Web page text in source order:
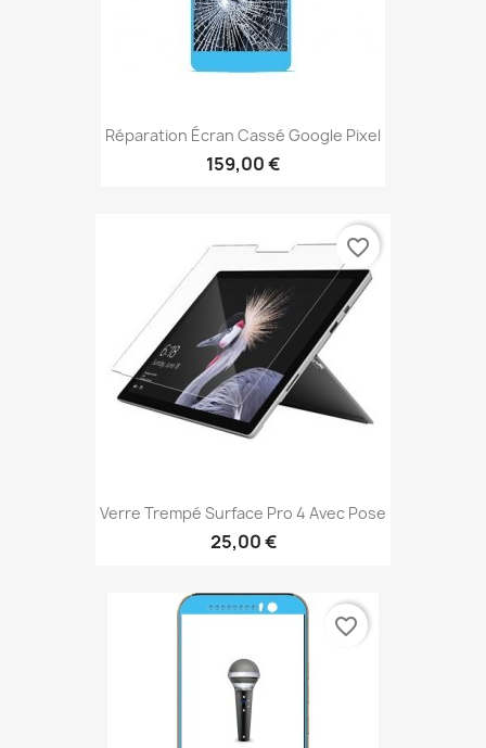
Réparation Écran Cassé Google Pixel
159,00 €
Verre Trempé Surface Pro 4 Avec Pose
25,00 €
favorite_border
favorite_border